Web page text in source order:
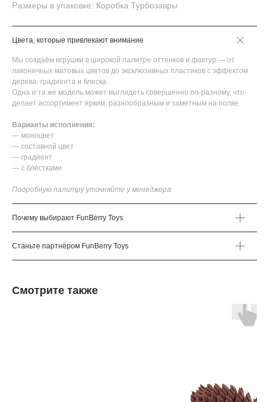
Размеры в упаковке: Коробка Турбозавры
Цвета, которые привлекают внимание
Мы создаём игрушки в широкой палитре оттенков и фактур — от
лаконичных матовых цветов до эксклюзивных пластиков с эффектом
дерева, градиента и блеска.
Одна и та же модель может выглядеть совершенно по-разному, что
делает ассортимент ярким, разнообразным и заметным на полке.
Варианты исполнения:
— моноцвет
— составной цвет
— градиент
— с блёстками
Подробную палитру уточняйте у менеджера
Почему выбирают FunBerry Toys
Станьте партнёром FunBerry Toys
Смотрите также